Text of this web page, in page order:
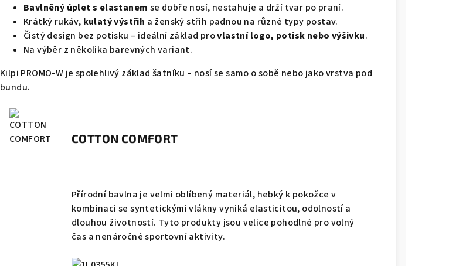
Bavlněný úplet s elastanem se dobře nosí, nestahuje a drží tvar po praní.
Krátký rukáv, kulatý výstřih a ženský střih padnou na různé typy postav.
Čistý design bez potisku – ideální základ provlastní logo, potisk nebo výšivku.
Na výběr z několika barevných variant.
Kilpi PROMO-W je spolehlivý základ šatníku – nosí se samo o sobě nebo jako vrstva pod
bundu.
COTTON COMFORT
Přírodní bavlna je velmi oblíbený materiál, hebký k pokožce v
kombinaci se syntetickými vlákny vyniká elasticitou, odolností a
dlouhou životností. Tyto produkty jsou velice pohodlné pro volný
čas a nenáročné sportovní aktivity.